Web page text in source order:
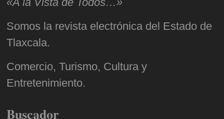
Somos la revista electrónica del Estado de
Tlaxcala.
Comercio, Turismo, Cultura y
Entretenimiento.
Buscador